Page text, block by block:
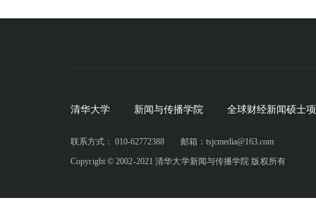
清华大学 新闻与传播学院 全球财经新闻硕士
联系方式： 010-62772388
邮箱：tsjcmedia@163.com
Copyright © 2002-2021 清华大学新闻与传播学院 版权所有